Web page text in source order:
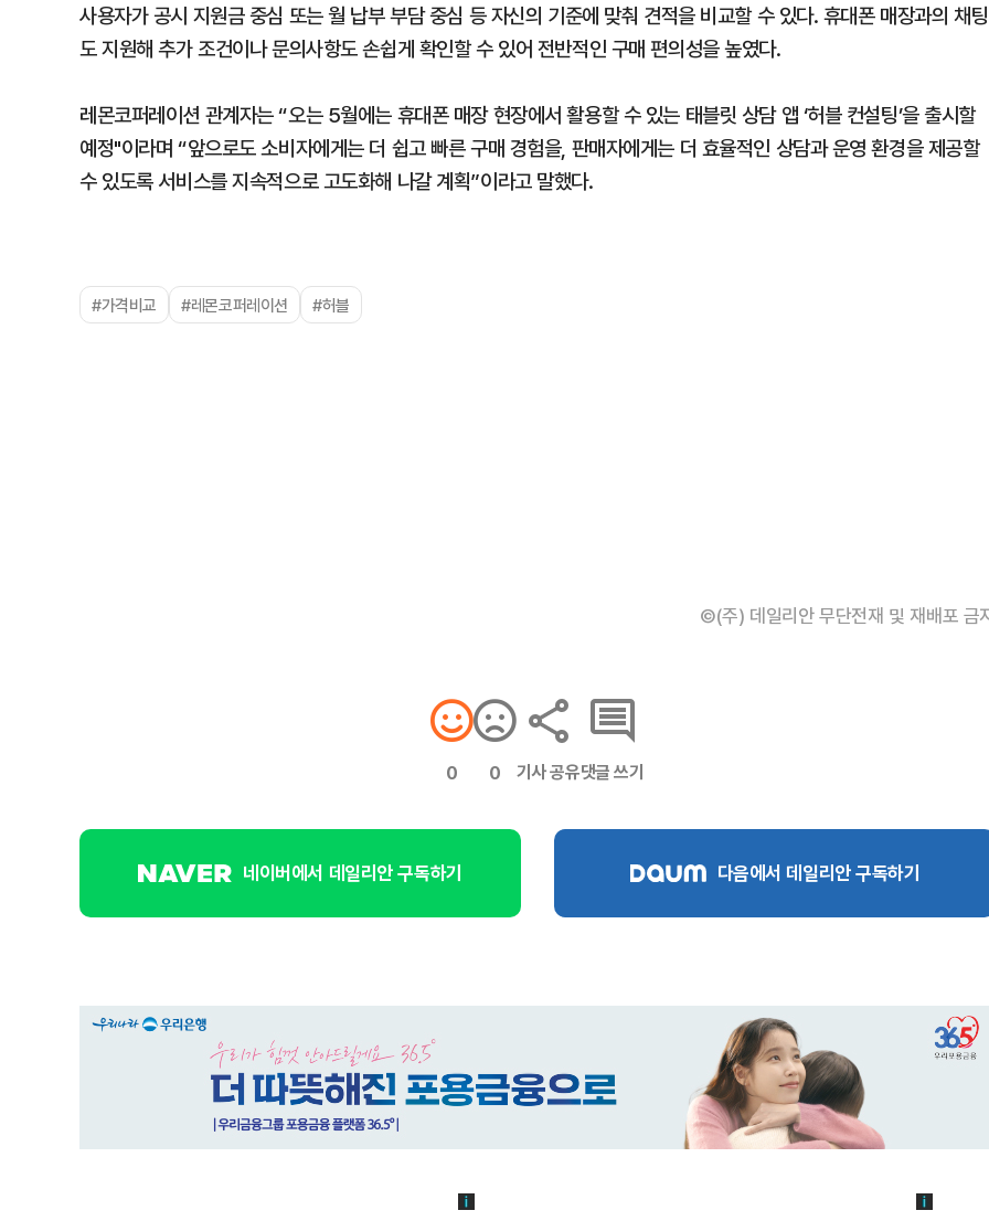
사용자가 공시 지원금 중심 또는 월 납부 부담 중심 등 자신의 기준에 맞춰 견적을 비교할 수 있다. 휴대폰 매장과의 채팅
도 지원해 추가 조건이나 문의사항도 손쉽게 확인할 수 있어 전반적인 구매 편의성을 높였다.
레몬코퍼레이션 관계자는 “오는 5월에는 휴대폰 매장 현장에서 활용할 수 있는 태블릿 상담 앱 ‘허블 컨설팅’을 출시할
예정"이라며 “앞으로도 소비자에게는 더 쉽고 빠른 구매 경험을, 판매자에게는 더 효율적인 상담과 운영 환경을 제공할
수 있도록 서비스를 지속적으로 고도화해 나갈 계획”이라고 말했다.
#가격비교 #레몬코퍼레이션 #허블
©(주) 데일리안 무단전재 및 재배포 금
0 0 기사 공유댓글 쓰기
네이버에서 데일리안 구독하기 다음에서 데일리안 구독하기